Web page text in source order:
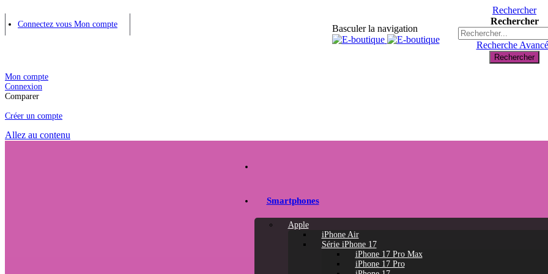
Connectez vous Mon compte Basculer la navigation
Rechercher
Rechercher
Recherche
Rechercher
Mon compte
Connexion
Comparer
Créer un compte
Allez au contenu
Smartphones
Apple
iPhone Air
Série iPhone 17
iPhone 17 Pro Max
iPhone 17 Pro